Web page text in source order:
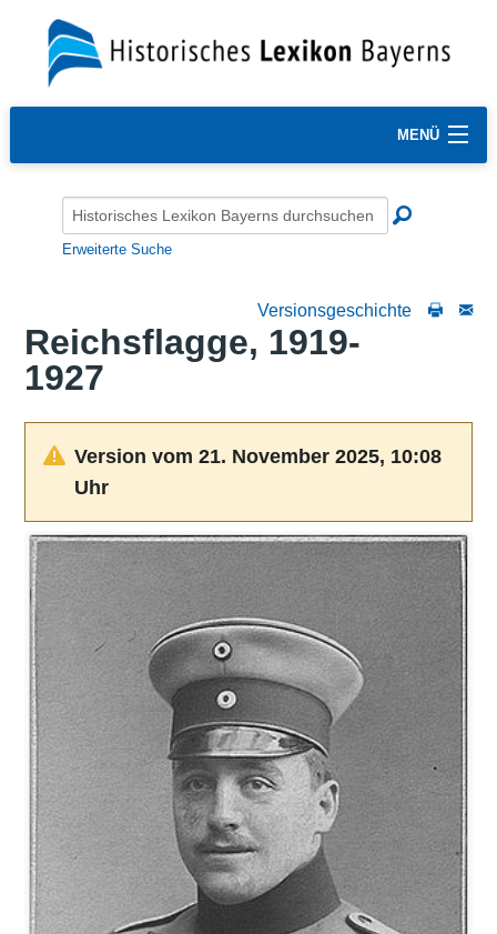
MENÜ
Erweiterte Suche
Versionsgeschichte
Reichsflagge, 1919-
1927
Version vom 21. November 2025, 10:08
Uhr